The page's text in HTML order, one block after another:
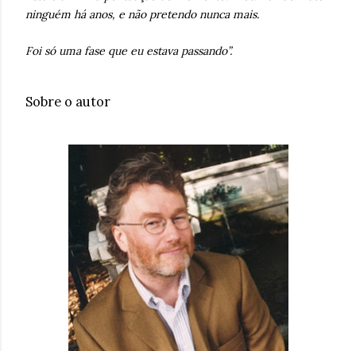
ninguém há anos, e não pretendo nunca mais.
Foi só uma fase que eu estava passando”.
Sobre o autor